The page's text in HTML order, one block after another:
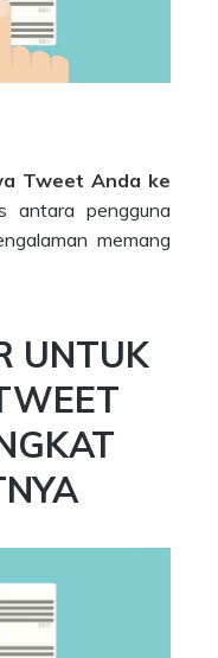
Tweet Anda ke
antara pengguna
memang
UNTUK